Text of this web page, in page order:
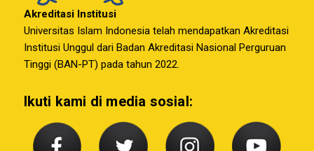
Akreditasi Institusi
Universitas Islam Indonesia telah mendapatkan Akreditasi
Institusi Unggul dari Badan Akreditasi Nasional Perguruan
Tinggi (BAN-PT) pada tahun 2022.
Ikuti kami di media sosial: